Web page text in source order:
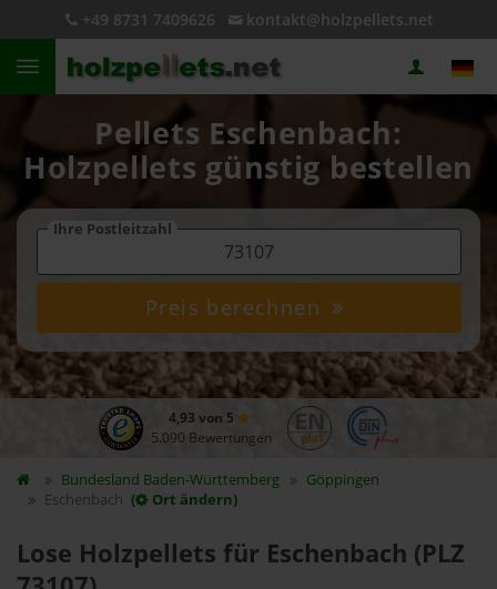
+49 8731 7409626 kontakt@holzpellets.net
Pellets Eschenbach:
Holzpellets günstig bestellen
Ihre Postleitzahl
Preis berechnen
4,93 von 5
5.090 Bewertungen
Bundesland Baden-Württemberg
Göppingen
Eschenbach ( Ort ändern)
Lose Holzpellets für Eschenbach (PLZ